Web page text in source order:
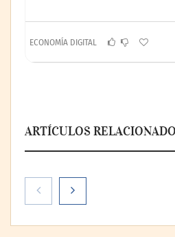
ECONOMÍA DIGITAL
ARTÍCULOS